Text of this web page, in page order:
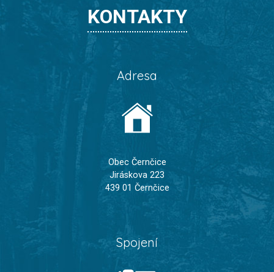
KONTAKTY
Adresa
Obec Černčice
Jiráskova 223
439 01 Černčice
Spojení